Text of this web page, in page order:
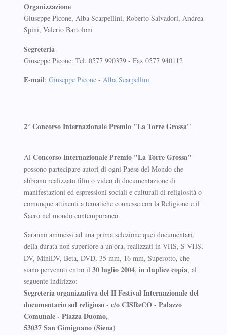
Organizzazione
Giuseppe Picone, Alba Scarpellini, Roberto Salvadori, Andrea
Spini, Valerio Bartoloni
Segreteria
Giuseppe Picone: Tel. 0577 990379 - Fax 0577 940112
E-mail: Giuseppe Picone- Alba Scarpellini
2° Concorso Internazionale Premio "La Torre Grossa"
Al Concorso Internazionale Premio "La Torre Grossa"
possono partecipare autori di ogni Paese del Mondo che
abbiano realizzato film o video di documentazione di
manifestazioni ed espressioni sociali e culturali di religiosità o
comunque attinenti a tematiche connesse con la Religione e il
Sacro nel mondo contemporaneo.
Saranno ammessi ad una prima selezione quei documentari,
della durata non superiore a un'ora, realizzati in VHS, S-VHS,
DV, MiniDV, Beta, DVD, 35 mm, 16 mm, Superotto, che
siano pervenuti entro il 30 luglio 2004, in duplice copia, al
seguente indirizzo:
Segreteria organizzativa del II Festival Internazionale del
documentario sul religioso - c/o CISReCO - Palazzo
Comunale - Piazza Duomo,
53037 San Gimignano (Siena)